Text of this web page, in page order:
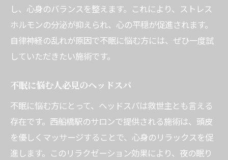
西船橋駅で快眠を目指すヘッドスパ
アロマセラピーがもたらす安眠効果
自律神経を整える施術のメカニズム
快眠を実現するためのサポート内容
専門セラピストによる確かな技術
快眠を引き出すヘッドスパの魅力
不眠を和らげるリラクゼーション体験
し、心身のバランスを整えます。これにより、ストレス
ホルモンの分泌が抑えられ、心の平穏が促進されます。
自律神経の乱れが原因で不眠に悩む方には、ぜひ一度試
していただきたい施術です。
不眠に悩む人必見のヘッドスパ
不眠に悩む方にとって、ヘッドスパは救世主とも言える
存在です。西船橋駅のサロンで提供される施術は、頭皮
を優しくマッサージすることで、心身のリラックスを促
進します。このリラクゼーション効果により、夜の眠り